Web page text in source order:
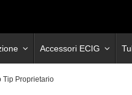
Accessori ECIG
Tip Proprietario